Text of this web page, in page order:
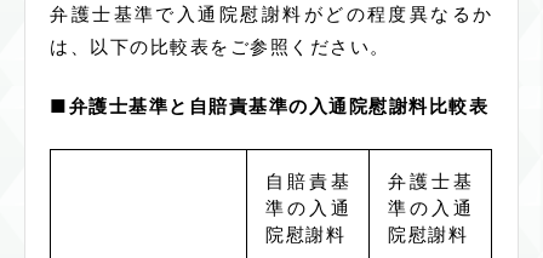
弁護士基準で入通院慰謝料がどの程度異なるか
は、以下の比較表をご参照ください。
■弁護士基準と自賠責基準の入通院慰謝料比較表
自賠責基
準の入通
院慰謝料
弁護士基
準の入通
院慰謝料